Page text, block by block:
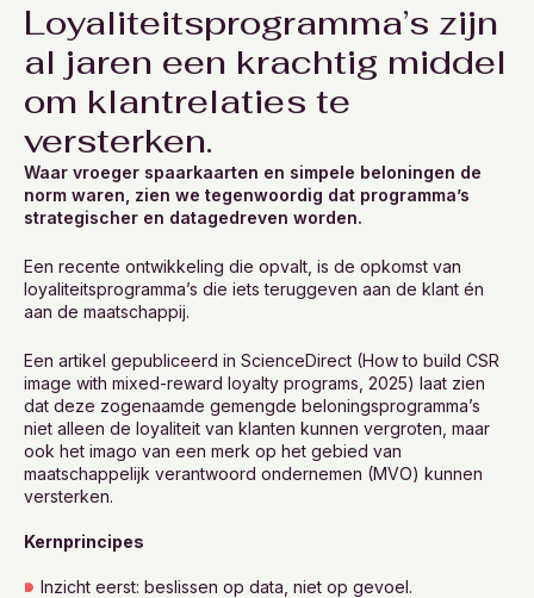
Loyaliteitsprogramma’s zijn
al jaren een krachtig middel
om klantrelaties te
versterken.
Waar vroeger spaarkaarten en simpele beloningen de
norm waren, zien we tegenwoordig dat programma’s
strategischer en datagedreven worden.
Een recente ontwikkeling die opvalt, is de opkomst van
loyaliteitsprogramma’s die iets teruggeven aan de klant én
aan de maatschappij.
Een artikel gepubliceerd in ScienceDirect (How to build CSR
image with mixed-reward loyalty programs, 2025) laat zien
dat deze zogenaamde gemengde beloningsprogramma’s
niet alleen de loyaliteit van klanten kunnen vergroten, maar
ook het imago van een merk op het gebied van
maatschappelijk verantwoord ondernemen (MVO) kunnen
versterken.
Kernprincipes
Inzicht eerst: beslissen op data, niet op gevoel.